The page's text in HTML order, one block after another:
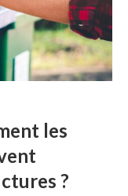
les
?